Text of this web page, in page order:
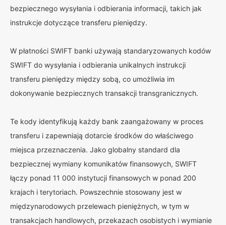
bezpiecznego wysyłania i odbierania informacji, takich jak
instrukcje dotyczące transferu pieniędzy.
W płatności SWIFT banki używają standaryzowanych kodów
SWIFT do wysyłania i odbierania unikalnych instrukcji
transferu pieniędzy między sobą, co umożliwia im
dokonywanie bezpiecznych transakcji transgranicznych.
Te kody identyfikują każdy bank zaangażowany w proces
transferu i zapewniają dotarcie środków do właściwego
miejsca przeznaczenia. Jako globalny standard dla
bezpiecznej wymiany komunikatów finansowych, SWIFT
łączy ponad 11 000 instytucji finansowych w ponad 200
krajach i terytoriach. Powszechnie stosowany jest w
międzynarodowych przelewach pieniężnych, w tym w
transakcjach handlowych, przekazach osobistych i wymianie